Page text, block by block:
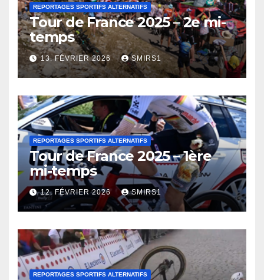
REPORTAGES SPORTIFS ALTERNATIFS
Tour de France 2025 – 2e mi-
temps
13. FÉVRIER 2026 SMIRS1
REPORTAGES SPORTIFS ALTERNATIFS
Tour de France 2025 – 1ère
mi-temps
12. FÉVRIER 2026 SMIRS1
REPORTAGES SPORTIFS ALTERNATIFS